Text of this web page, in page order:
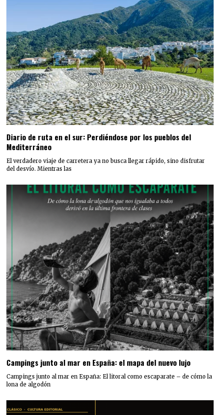
Diario de ruta en el sur: Perdiéndose por los pueblos del
Mediterráneo
El verdadero viaje de carretera ya no busca llegar rápido, sino disfrutar
del desvío. Mientras las
Campings junto al mar en España: el mapa del nuevo lujo
Campings junto al mar en España: El litoral como escaparate – de cómo la
lona de algodón